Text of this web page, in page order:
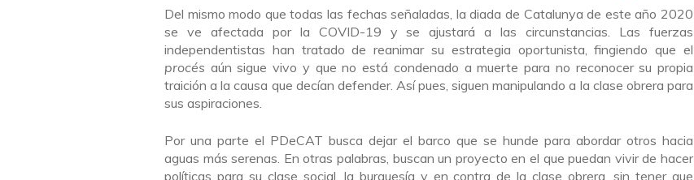
Del mismo modo que todas las fechas señaladas, la diada de Catalunya de este año 2020
se ve afectada por la COVID-19 y se ajustará a las circunstancias. Las fuerzas
independentistas han tratado de reanimar su estrategia oportunista, fingiendo que el
procés aún sigue vivo y que no está condenado a muerte para no reconocer su propia
traición a la causa que decían defender. Así pues, siguen manipulando a la clase obrera para
sus aspiraciones.
Por una parte el PDeCAT busca dejar el barco que se hunde para abordar otros hacia
aguas más serenas. En otras palabras, buscan un proyecto en el que puedan vivir de hacer
políticas para su clase social, la burguesía y en contra de la clase obrera, sin tener que